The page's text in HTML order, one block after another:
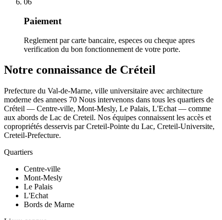
06
Paiement
Reglement par carte bancaire, especes ou cheque apres
verification du bon fonctionnement de votre porte.
Notre connaissance de Créteil
Prefecture du Val-de-Marne, ville universitaire avec architecture
moderne des annees 70 Nous intervenons dans tous les quartiers de
Créteil — Centre-ville, Mont-Mesly, Le Palais, L'Echat — comme
aux abords de Lac de Creteil. Nos équipes connaissent les accès et
copropriétés desservis par Creteil-Pointe du Lac, Creteil-Universite,
Creteil-Prefecture.
Quartiers
Centre-ville
Mont-Mesly
Le Palais
L'Echat
Bords de Marne